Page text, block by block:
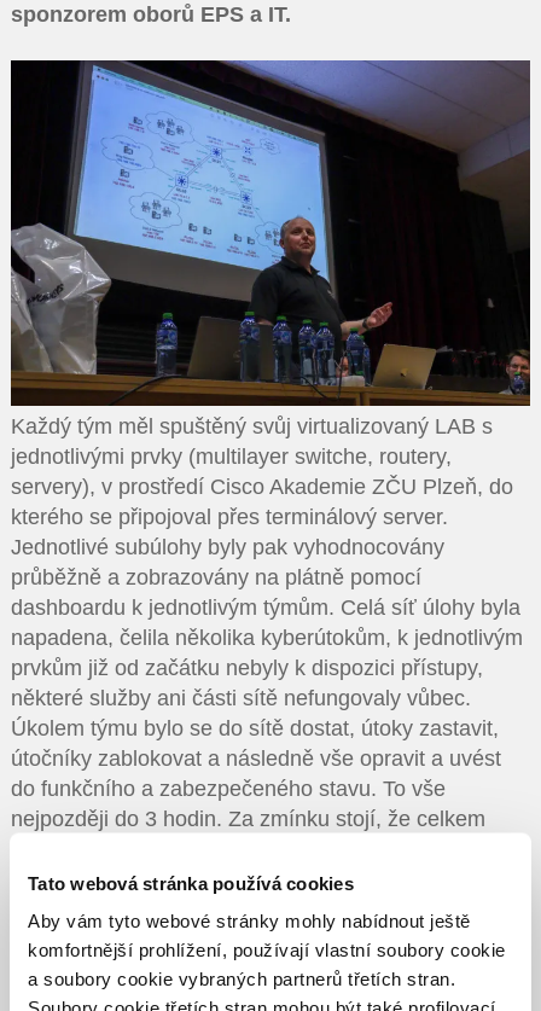
Tato webová stránka používá cookies
Aby vám tyto webové stránky mohly nabídnout ještě
komfortnější prohlížení, používají vlastní soubory cookie
a soubory cookie vybraných partnerů třetích stran.
sponzorem oborů EPS a IT.
Každý tým měl spuštěný svůj virtualizovaný LAB s
jednotlivými prvky (multilayer switche, routery,
servery), v prostředí Cisco Akademie ZČU Plzeň, do
kterého se připojoval přes terminálový server.
Jednotlivé subúlohy byly pak vyhodnocovány
průběžně a zobrazovány na plátně pomocí
dashboardu k jednotlivým týmům. Celá síť úlohy byla
napadena, čelila několika kyberútokům, k jednotlivým
prvkům již od začátku nebyly k dispozici přístupy,
některé služby ani části sítě nefungovaly vůbec.
Úkolem týmu bylo se do sítě dostat, útoky zastavit,
útočníky zablokovat a následně vše opravit a uvést
do funkčního a zabezpečeného stavu. To vše
nejpozději do 3 hodin. Za zmínku stojí, že celkem
virtuálních počítačů i prvků, řádově stovky.
Závěrem bychom se chtěli připojit k velké gratulaci
k úspěchu žáků SOŠ Velešín a věříme, že někteří
z nich v budoucnu posílí i řady FORPSI týmu.